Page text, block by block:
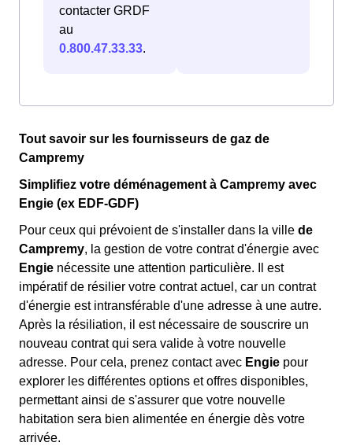
contacter GRDF
au
0.800.47.33.33.
Tout savoir sur les fournisseurs de gaz de
Campremy
Simplifiez votre déménagement à Campremy avec
Engie (ex EDF-GDF)
Pour ceux qui prévoient de s'installer dans la ville de
Campremy, la gestion de votre contrat d'énergie avec
Engie nécessite une attention particulière. Il est
impératif de résilier votre contrat actuel, car un contrat
d'énergie est intransférable d'une adresse à une autre.
Après la résiliation, il est nécessaire de souscrire un
nouveau contrat qui sera valide à votre nouvelle
adresse. Pour cela, prenez contact avec Engie pour
explorer les différentes options et offres disponibles,
permettant ainsi de s'assurer que votre nouvelle
habitation sera bien alimentée en énergie dès votre
arrivée.